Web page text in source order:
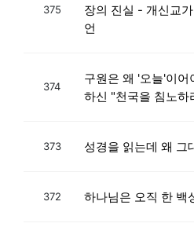
375
장의 진실 - 개신교
언
374
구원은 왜 '오늘'이
하신 "천국을 침노하
373 성경을 읽는데 왜 그
372 하나님은 오직 한 백